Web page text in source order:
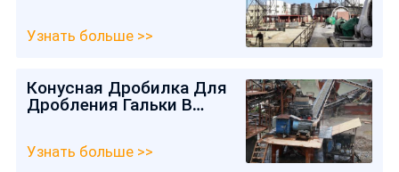
Метода Переработки
Узнать больше >>
Конусная Дробилка Для
Дробления Гальки В
Узнать больше >>